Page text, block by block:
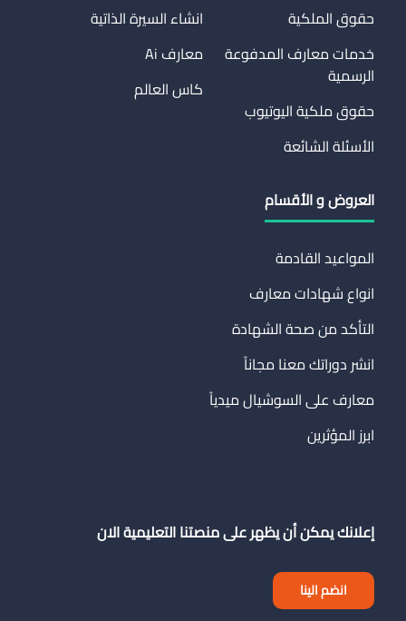
حقوق الملكية
خدمات معارف المدفوعة
الرسمية
حقوق ملكية اليوتيوب
الأسئلة الشائعة
انشاء السيرة الذاتية
معارف Ai
كاس العالم
العروض و الأقسام
المواعيد القادمة
انواع شهادات معارف
التأكد من صحة الشهادة
انشر دوراتك معنا مجاناً
معارف على السوشيال ميدياً
ابرز المؤثرين
إعلانك يمكن أن يظهر على منصتنا التعليمية الان
انضم الينا